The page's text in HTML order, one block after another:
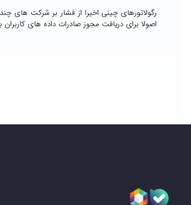
رگولاتورهای چینی اخیرا از فشار بر شرکت های
اصولا برای دریافت مجوز صادرات داده های